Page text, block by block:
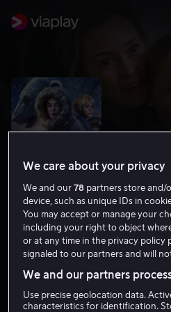
Operasjon Arktis
6.1 Drama Familiefilm
HD
We care about your privacy
We and our78 partners store and/
device, such as unique IDs in
You may accept or manage your
including your right to object
or at any time in the privacy policy
signaled to our partners and will
We and our partners
Use precise geolocation data.
characteristics for identification.